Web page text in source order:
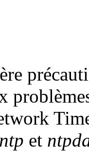
ntp et